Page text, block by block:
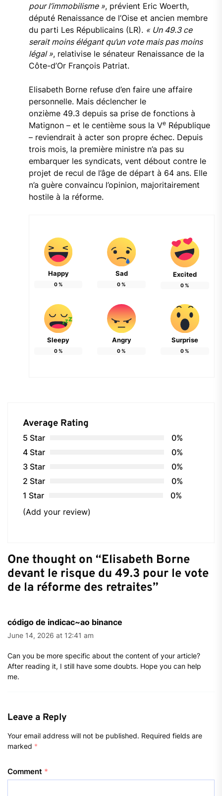
pour l’immobilisme », prévient Eric Woerth,
député Renaissance de l’Oise et ancien membre
du parti Les Républicains (LR). « Un 49.3 ce
serait moins élégant qu’un vote mais pas moins
légal », relativise le sénateur Renaissance de la
Côte-d’Or François Patriat.
Elisabeth Borne refuse d’en faire une affaire
personnelle. Mais déclencher le
onzième 49.3 depuis sa prise de fonctions à
Matignon – et le centième sous la VeRépublique
– reviendrait à acter son propre échec. Depuis
trois mois, la première ministre n’a pas su
embarquer les syndicats, vent débout contre le
projet de recul de l’âge de départ à 64 ans. Elle
n’a guère convaincu l’opinion, majoritairement
hostile à la réforme.
Happy
0%
Sad
0%
Excited
0%
Sleepy
0%
Angry
0%
Surprise
0%
Average Rating
5 Star
0%
4 Star
0%
3 Star
0%
2 Star
0%
1 Star
0%
(Add your review)
One thought on “Elisabeth Borne
devant le risque du 49.3 pour le vote
de la réforme des retraites”
código de indicac~ao binance
June 14, 2026 at 12:41 am
Can you be more specific about the content of your article?
After reading it, I still have some doubts. Hope you can help
me.
Leave a Reply
Your email address will not be published. Required fields are
marked *
Comment *